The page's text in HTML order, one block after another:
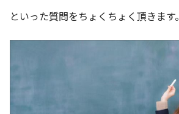
といった質問をちょくちょく頂きます。